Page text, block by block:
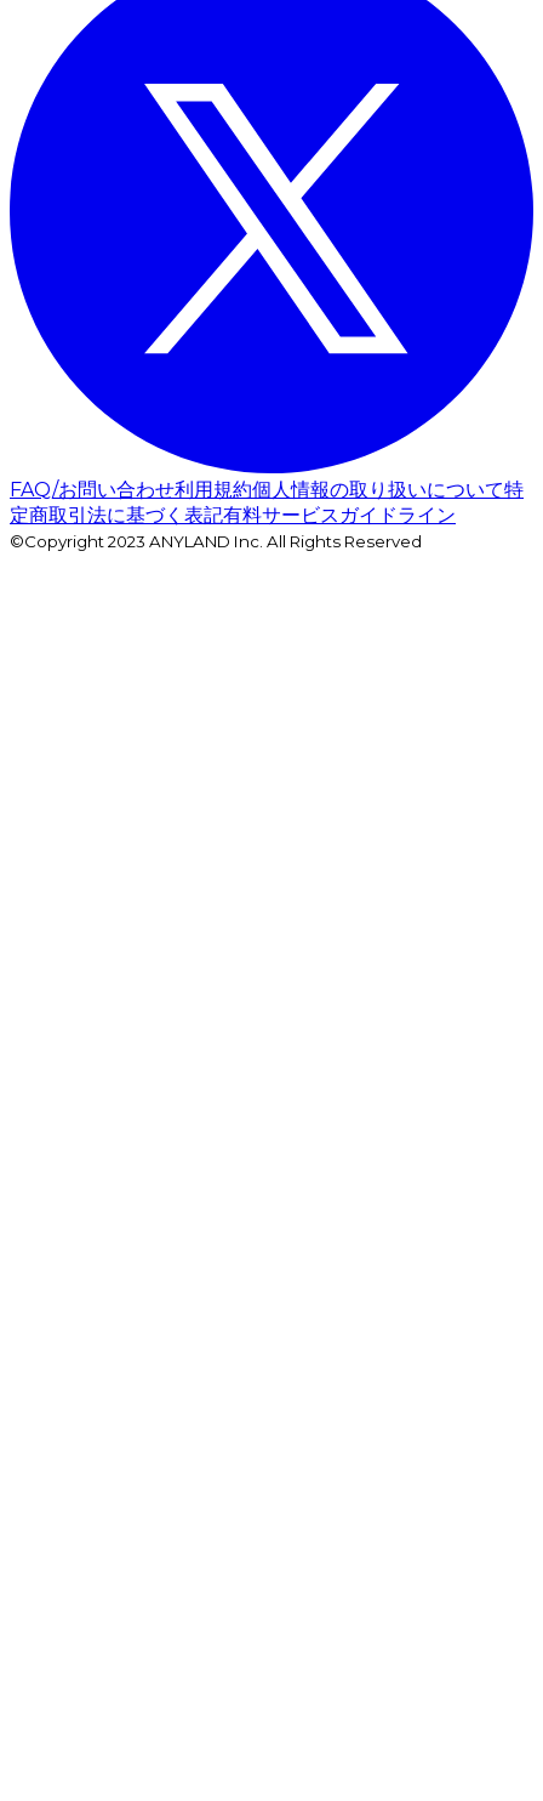
FAQ/お問い合わせ利用規約個人情報の取り扱いについて特
定商取引法に基づく表記有料サービスガイドライン
©Copyright 2023 ANYLAND Inc. All Rights Reserved